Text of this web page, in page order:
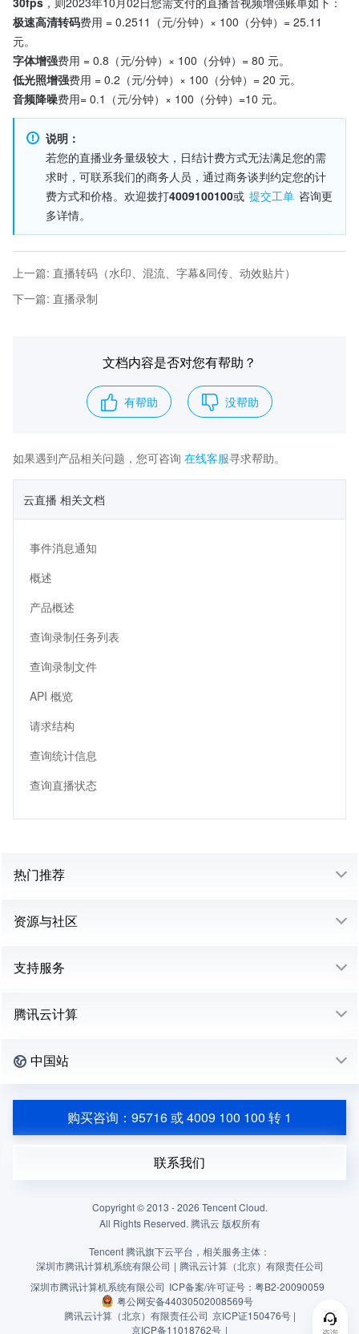
极速高清转码费用 = 0.2511（元/分钟）× 100（分钟）= 25.11
元。
字体增强费用 = 0.8（元/分钟）× 100（分钟）= 80 元。
低光照增强费用 = 0.2（元/分钟）× 100（分钟）= 20 元。
音频降噪费用= 0.1（元/分钟）× 100（分钟）=10 元。
说明：
若您的直播业务量级较大，日结计费方式无法满足您的需
求时，可联系我们的商务人员，通过商务谈判约定您的计
费方式和价格。欢迎拨打4009100100或 提交工单 咨询更
多详情。
上一篇: 直播转码（水印、混流、字幕&同传、动效贴片）
下一篇: 直播录制
文档内容是否对您有帮助？
有帮助 没帮助
如果遇到产品相关问题，您可咨询 在线客服寻求帮助。
云直播 相关文档
事件消息通知
概述
产品概述
查询录制任务列表
查询录制文件
API 概览
请求结构
查询统计信息
查询直播状态
热门推荐
资源与社区
支持服务
腾讯云计算
中国站
购买咨询：95716 或 4009 100 100 转 1
联系我们
Copyright © 2013 -2026 Tencent Cloud.
All Rights Reserved. 腾讯云 版权所有
Tencent 腾讯旗下云平台，相关服务主体：
深圳市腾讯计算机系统有限公司 | 腾讯云计算（北京）有限责任公司
深圳市腾讯计算机系统有限公司 ICP备案/许可证号： 粤B2-20090059
粤公网安备44030502008569号
腾讯云计算（北京）有限责任公司 京ICP证150476号 |
京ICP备11018762号 |